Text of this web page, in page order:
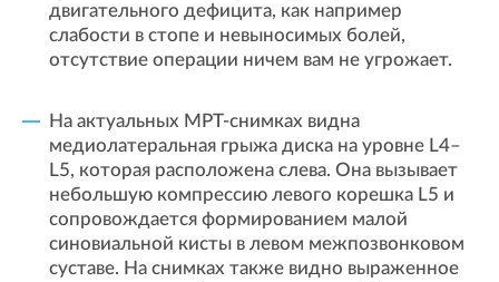
двигательного дефицита, как например
слабости в стопе и невыносимых болей,
отсутствие операции ничем вам не угрожает.
На актуальных МРТ-снимках видна
медиолатеральная грыжа диска на уровне L4–
L5, которая расположена слева. Она вызывает
небольшую компрессию левого корешка L5 и
сопровождается формированием малой
синовиальной кисты в левом межпозвонковом
суставе. На снимках также видно выраженное